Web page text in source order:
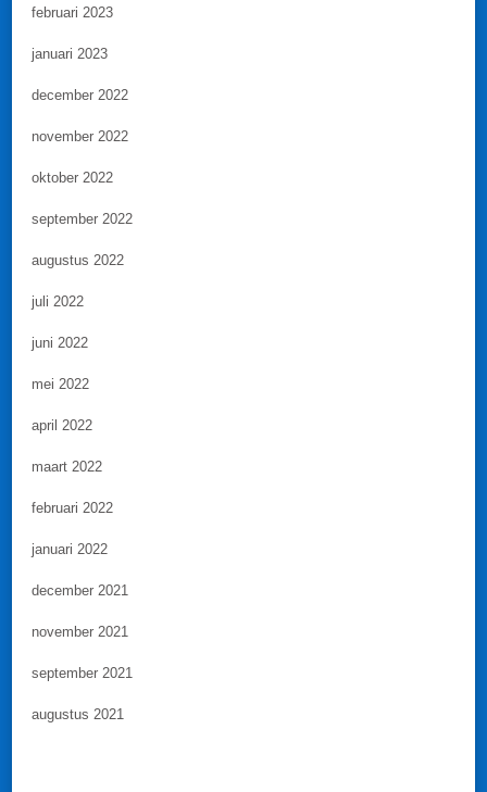
februari 2023
januari 2023
december 2022
november 2022
oktober 2022
september 2022
augustus 2022
juli 2022
juni 2022
mei 2022
april 2022
maart 2022
februari 2022
januari 2022
december 2021
november 2021
september 2021
augustus 2021